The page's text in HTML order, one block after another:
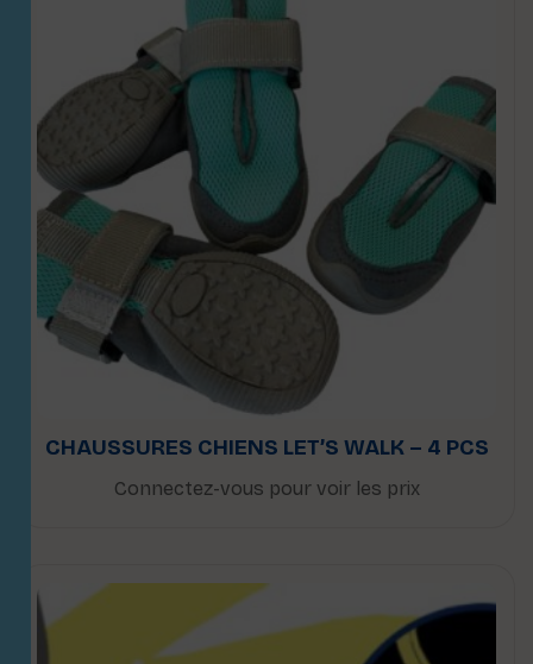
CHAUSSURES CHIENS LET’S WALK – 4 PCS
Connectez-vous pour voir les prix